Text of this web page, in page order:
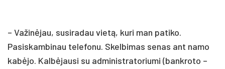
– Važinėjau, susiradau vietą, kuri man patiko.
Pasiskambinau telefonu. Skelbimas senas ant namo
kabėjo. Kalbėjausi su administratoriumi (bankroto –